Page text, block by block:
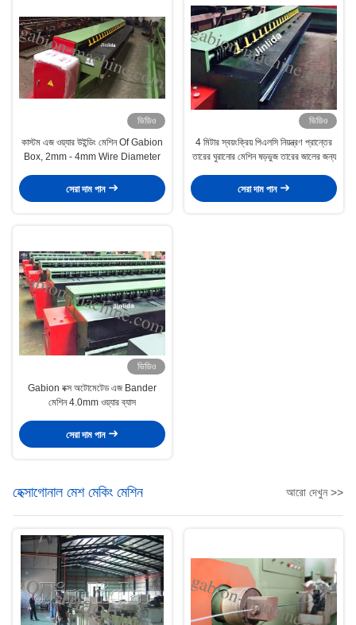
ভিডিও
কাস্টম এজ ওয়্যার উইন্ডিং মেশিন Of Gabion
Box, 2mm - 4mm Wire Diameter
সেরা দাম পান
ভিডিও
4 মিটার স্বয়ংক্রিয় পিএলসি নিয়ন্ত্রণ প্রান্তের
তারের ঘুরানোর মেশিন ষড়ভুজ তারের জালের জন্য
সেরা দাম পান
ভিডিও
Gabion বক্স অটোমেটেড এজ Bander
মেশিন 4.0mm ওয়্যার ব্যাস
সেরা দাম পান
হেক্সাগোনাল মেশ মেকিং মেশিন আরো দেখুন >>